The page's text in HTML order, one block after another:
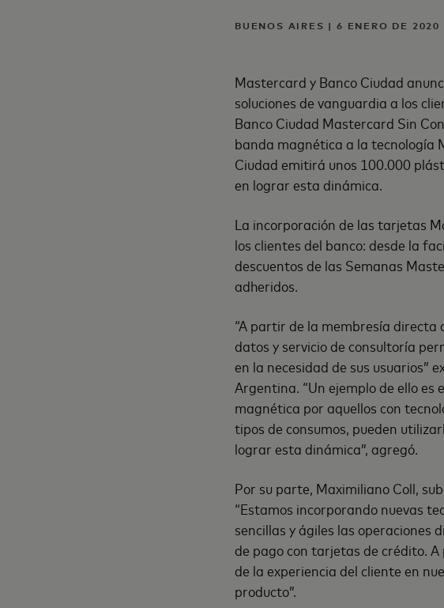
BUENOS AIRES | 6 ENERO DE 2020
Mastercard y Banco Ciudad
soluciones de vanguardia a los
Banco Ciudad Mastercard Sin
banda magnética a la tecnología
Ciudad emitirá unos 100.000
en lograr esta dinámica.
La incorporación de las tarjetas
los clientes del banco: desde la
descuentos de las Semanas
adheridos.
“A partir de la membresía directa
datos y servicio de consultoría
en la necesidad de sus usuarios”
Argentina. “Un ejemplo de ello
magnética por aquellos con
tipos de consumos, pueden
lograr esta dinámica”, agregó.
Por su parte, Maximiliano Coll,
“Estamos incorporando nuevas
sencillas y ágiles las operaciones
de pago con tarjetas de crédito.
de la experiencia del cliente en
producto”.